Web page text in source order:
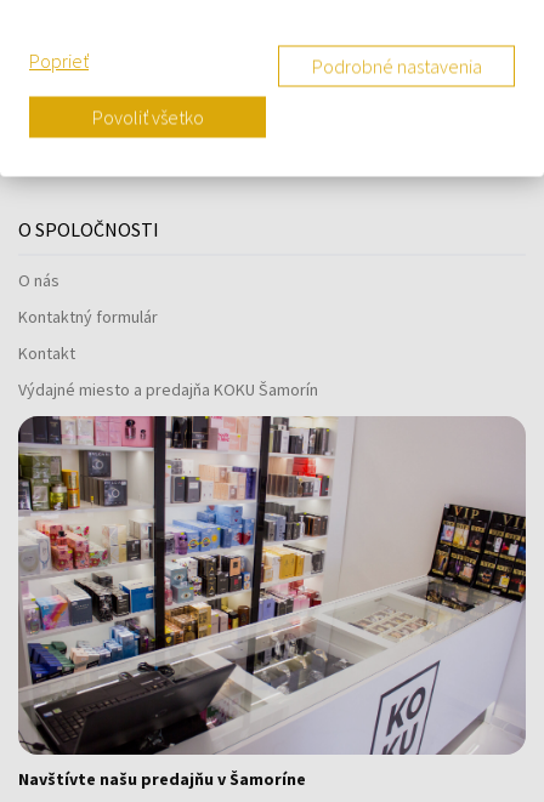
Náš výber na mieru presne pre
O SPOLOČNOSTI
O nás
Kontaktný formulár
Kontakt
Výdajné miesto a predajňa KOKU Šamorín
Navštívte našu predajňu v Šamoríne
Poprieť Podrobné nastavenia
Povoliť všetko